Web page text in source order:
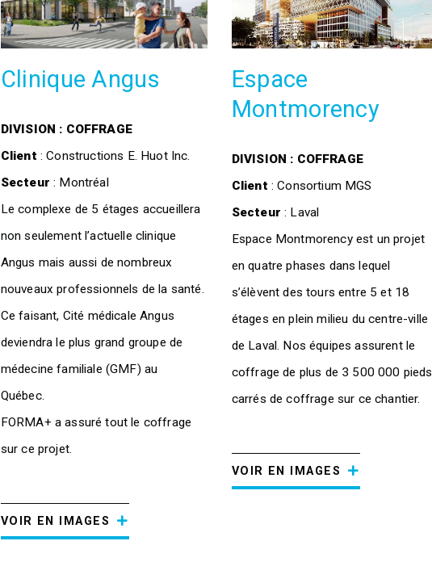
Clinique Angus
DIVISION : COFFRAGE
Client : Constructions E. Huot Inc.
Secteur : Montréal
Le complexe de 5 étages accueillera
non seulement l’actuelle clinique
Angus mais aussi de nombreux
nouveaux professionnels de la santé.
Ce faisant, Cité médicale Angus
deviendra le plus grand groupe de
médecine familiale (GMF) au
Québec.
FORMA+ a assuré tout le coffrage
sur ce projet.
VOIR EN IMAGES
Espace
Montmorency
DIVISION : COFFRAGE
Client : Consortium MGS
Secteur : Laval
Espace Montmorency est un projet
en quatre phases dans lequel
s’élèvent des tours entre 5 et 18
étages en plein milieu du centre-ville
de Laval. Nos équipes assurent le
coffrage de plus de 3 500 000 pieds
carrés de coffrage sur ce chantier.
VOIR EN IMAGES